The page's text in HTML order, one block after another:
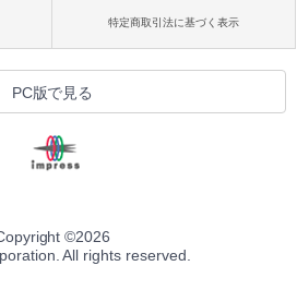
特定商取引法に基づく表示
PC版で見る
©2026
All rights reserved.